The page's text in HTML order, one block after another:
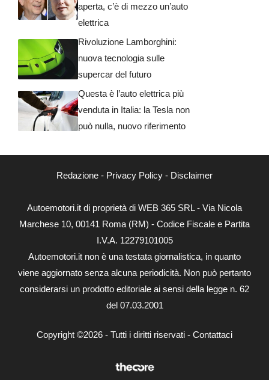
aperta, c’è di mezzo un’auto
elettrica
Rivoluzione Lamborghini:
nuova tecnologia sulle
supercar del futuro
Questa è l’auto elettrica più
venduta in Italia: la Tesla non
può nulla, nuovo riferimento
Redazione - Privacy Policy - Disclaimer
Autoemotori.it di proprietà di WEB 365 SRL - Via Nicola
Marchese 10, 00141 Roma (RM) - Codice Fiscale e Partita
I.V.A. 12279101005
Autoemotori.it non è una testata giornalistica, in quanto
viene aggiornato senza alcuna periodicità. Non può pertanto
considerarsi un prodotto editoriale ai sensi della legge n. 62
del 07.03.2001
Copyright ©2026 - Tutti i diritti riservati - Contattaci